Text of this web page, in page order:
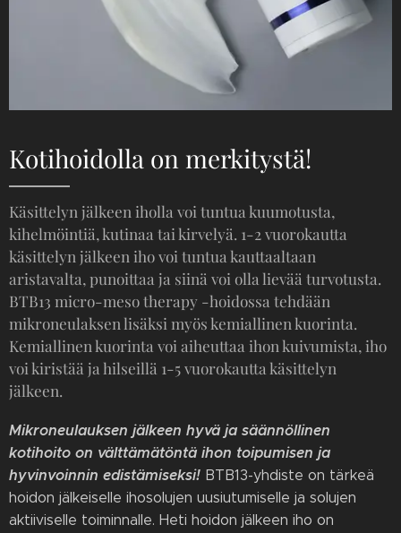
Kotihoidolla on merkitystä!
Käsittelyn jälkeen iholla voi tuntua kuumotusta,
kihelmöintiä, kutinaa tai kirvelyä. 1-2 vuorokautta
käsittelyn jälkeen iho voi tuntua kauttaaltaan
aristavalta, punoittaa ja siinä voi olla lievää turvotusta.
BTB13 micro-meso therapy -hoidossa tehdään
mikroneulaksen lisäksi myös kemiallinen kuorinta.
Kemiallinen kuorinta voi aiheuttaa ihon kuivumista, iho
voi kiristää ja hilseillä 1-5 vuorokautta käsittelyn
jälkeen.
Mikroneulauksen jälkeen hyvä ja säännöllinen
kotihoito on välttämätöntä ihon toipumisen ja
hyvinvoinnin edistämiseksi! BTB13-yhdiste on tärkeä
hoidon jälkeiselle ihosolujen uusiutumiselle ja solujen
aktiiviselle toiminnalle. Heti hoidon jälkeen iho on